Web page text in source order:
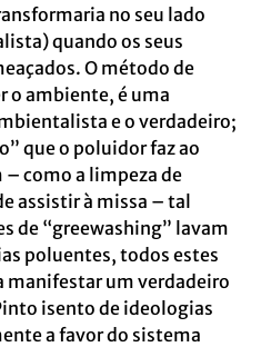
no seu lado
quando os seus
O método de
o ambiente, é uma
e o verdadeiro;
que o poluidor faz ao
– como a limpeza de
assistir à missa – tal
de “greewashing” lavam
poluentes, todos estes
manifestar um verdadeiro
isento de ideologias
a favor do sistema